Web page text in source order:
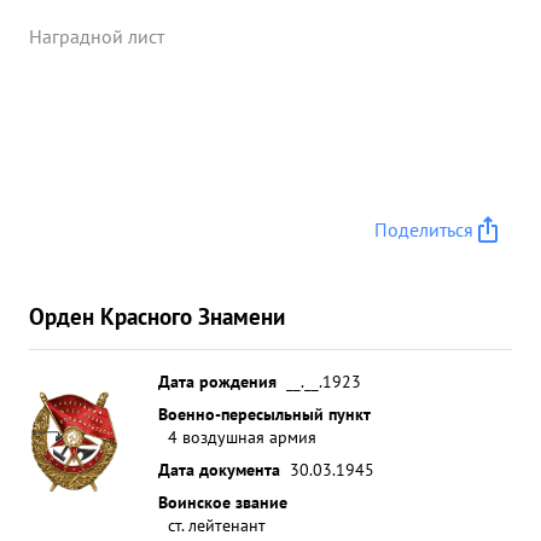
Наградной лист
Поделиться
Орден Красного Знамени
Дата рождения
__.__.1923
Военно-пересыльный пункт
4 воздушная армия
Дата документа 30.03.1945
Воинское звание
ст. лейтенант